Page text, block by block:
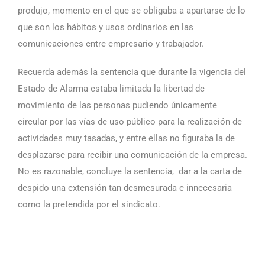
produjo, momento en el que se obligaba a apartarse de lo
que son los hábitos y usos ordinarios en las
comunicaciones entre empresario y trabajador.
Recuerda además la sentencia que durante la vigencia del
Estado de Alarma estaba limitada la libertad de
movimiento de las personas pudiendo únicamente
circular por las vías de uso público para la realización de
actividades muy tasadas, y entre ellas no figuraba la de
desplazarse para recibir una comunicación de la empresa.
No es razonable, concluye la sentencia, dar a la carta de
despido una extensión tan desmesurada e innecesaria
como la pretendida por el sindicato.